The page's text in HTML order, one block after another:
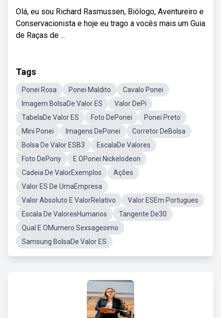
Olá, eu sou Richard Rasmussen, Biólogo, Aventureiro e
Conservacionista e hoje eu trago a vocês mais um Guia
de Raças de ...
Tags
Ponei Rosa Ponei Maldito
Cavalo Ponei
Imagem BolsaDe Valor ES
Valor DePi
TabelaDe Valor ES
Foto DePonei
Ponei Preto
Mini Ponei
Imagens DePonei
Corretor DeBolsa
Bolsa De Valor ESB3
EscalaDe Valores
Foto DePony
E OPonei Nickelodeon
Cadeia De ValorExemplos
Ações
Valor ES De UmaEmpresa
Valor Absoluto E ValorRelativo
Valor ESEm Portugues
Escala De ValoresHumanos
Tangente De30
Qual E OMumero Sexsagesimo
Samsung BolsaDe Valor ES